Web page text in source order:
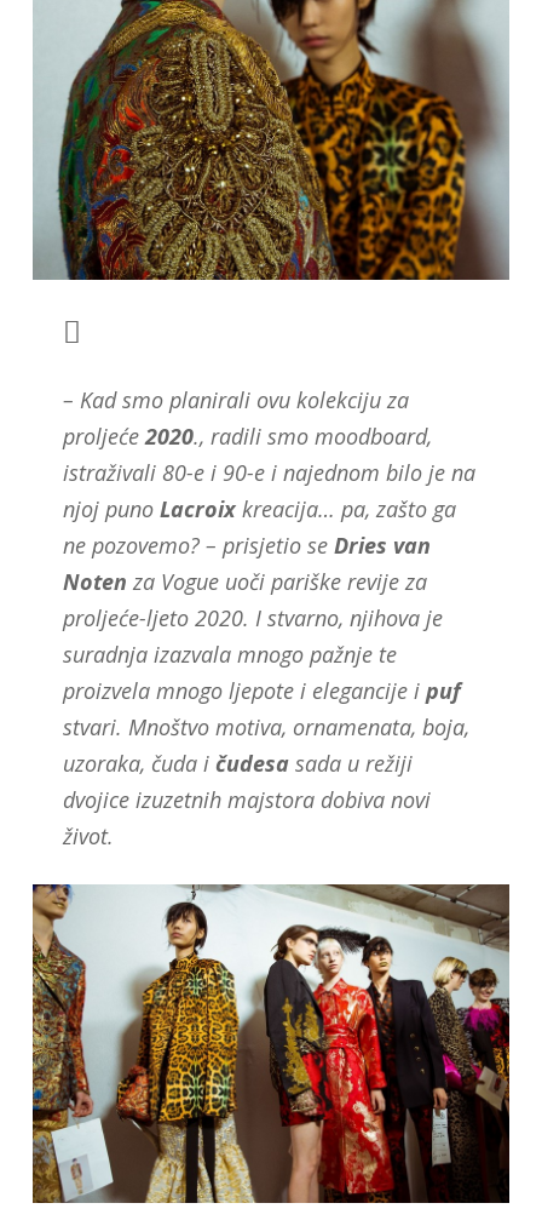
– Kad smo planirali ovu kolekciju za
proljeće2020., radili smo moodboard,
istraživali 80-e i 90-e i najednom bilo je na
njoj puno Lacroix kreacija… pa, zašto ga
ne pozovemo? – prisjetio se Dries van
Noten za Vogue uoči pariške revije za
proljeće-ljeto 2020. I stvarno, njihova je
suradnja izazvala mnogo pažnje te
proizvela mnogo ljepote i elegancije i puf
stvari. Mnoštvo motiva, ornamenata, boja,
uzoraka, čuda i čudesa sada u režiji
dvojice izuzetnih majstora dobiva novi
život.